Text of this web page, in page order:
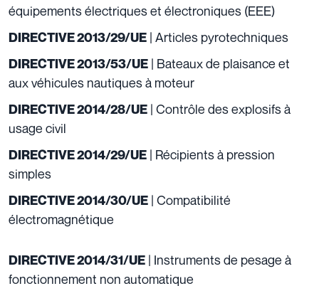
équipements électriques et électroniques (EEE)
DIRECTIVE 2013/29/UE | Articles pyrotechniques
DIRECTIVE 2013/53/UE | Bateaux de plaisance et
aux véhicules nautiques à moteur
DIRECTIVE 2014/28/UE | Contrôle des explosifs à
usage civil
DIRECTIVE 2014/29/UE | Récipients à pression
simples
DIRECTIVE 2014/30/UE | Compatibilité
électromagnétique
DIRECTIVE 2014/31/UE | Instruments de pesage à
fonctionnement non automatique